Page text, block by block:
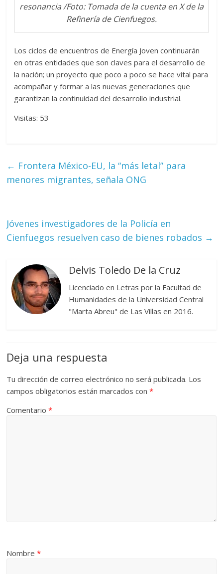
resonancia /Foto: Tomada de la cuenta en X de la
Refinería de Cienfuegos.
Los ciclos de encuentros de Energía Joven continuarán
en otras entidades que son claves para el desarrollo de
la nación; un proyecto que poco a poco se hace vital para
acompañar y formar a las nuevas generaciones que
garantizan la continuidad del desarrollo industrial.
Visitas: 53
← Frontera México-EU, la “más letal” para
menores migrantes, señala ONG
Jóvenes investigadores de la Policía en
Cienfuegos resuelven caso de bienes robados →
Delvis Toledo De la Cruz
Licenciado en Letras por la Facultad de
Humanidades de la Universidad Central
"Marta Abreu" de Las Villas en 2016.
Deja una respuesta
Tu dirección de correo electrónico no será publicada. Los
campos obligatorios están marcados con*
Comentario*
Nombre*